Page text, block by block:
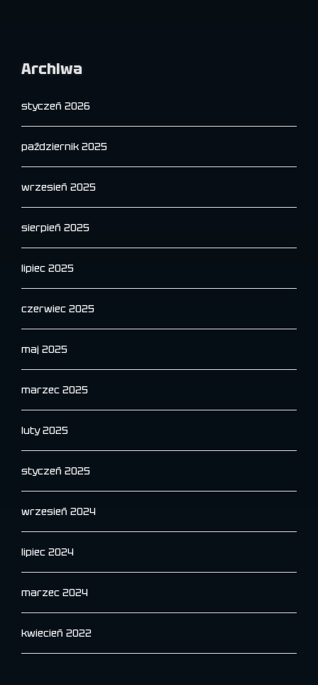
Archiwa
styczeń 2026
październik 2025
wrzesień 2025
sierpień 2025
lipiec 2025
czerwiec 2025
maj 2025
marzec 2025
luty 2025
styczeń 2025
wrzesień 2024
lipiec 2024
marzec 2024
kwiecień 2022